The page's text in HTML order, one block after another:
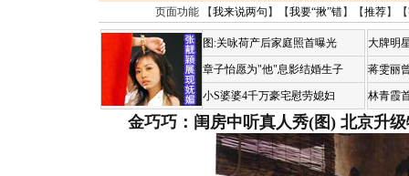
页面功能 【我来说两句 】【我要“揪”错】【推荐】
图:关咏荷产后家庭照首曝光
章子怡愿为"他"息影结婚生子
小S婆婆4千万豪宅慰劳媳妇
大牌明
蒋雯丽
林青霞
金巧巧：闺房中听真人秀(图) 北京升